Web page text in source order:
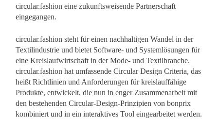
circular.fashion eine zukunftsweisende Partnerschaft
eingegangen.
circular.fashion steht für einen nachhaltigen Wandel in der
Textilindustrie und bietet Software- und Systemlösungen für
eine Kreislaufwirtschaft in der Mode- und Textilbranche.
circular.fashion hat umfassende Circular Design Criteria, das
heißt Richtlinien und Anforderungen für kreislauffähige
Produkte, entwickelt, die nun in enger Zusammenarbeit mit
den bestehenden Circular-Design-Prinzipien von bonprix
kombiniert und in ein interaktives Tool eingearbeitet werden.